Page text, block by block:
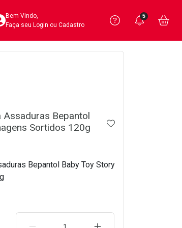
sua Conta
Bem Vindo,
Faça seu Login ou Cadastro
Precisa
Ver Recursos
Você
5
Assaduras Bepantol
Sortidos 120g
ADICIONAR AOS
Bepantol Baby Toy Story
REMOVER UMA UNIDADEAUMENTAR UMA